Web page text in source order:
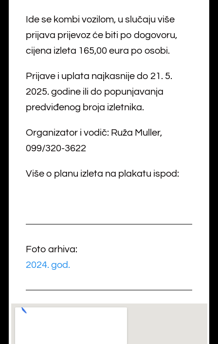
Ide se kombi vozilom, u slučaju više
prijava prijevoz će biti po dogovoru,
cijena izleta 165,00 eura po osobi.
Prijave i uplata najkasnije do 21. 5.
2025. godine ili do popunjavanja
predviđenog broja izletnika.
Organizator i vodič: Ruža Muller,
099/320-3622
Više o planu izleta na plakatu ispod:
Foto arhiva:
2024. god.